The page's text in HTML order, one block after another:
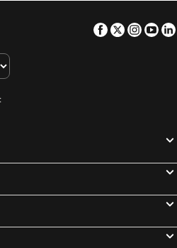
Facebook
Twitter